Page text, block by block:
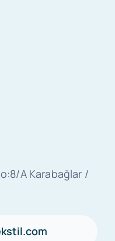
A Karabağlar /